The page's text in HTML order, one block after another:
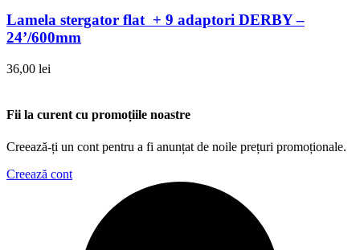
Lamela stergator flat + 9 adaptori DERBY –
24’/600mm
36,00 lei
Fii la curent cu promoțiile noastre
Creează-ți un cont pentru a fi anunțat de noile prețuri promoționale.
Creează cont